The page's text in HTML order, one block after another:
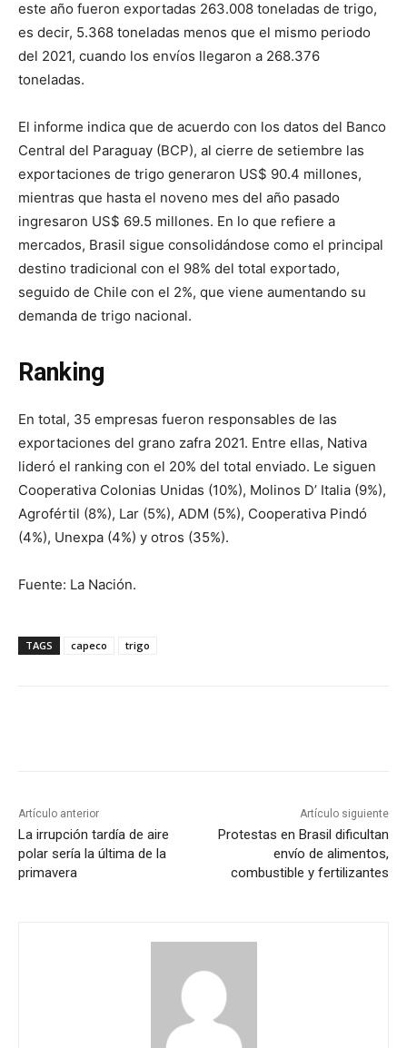
este año fueron exportadas 263.008 toneladas de trigo,
es decir, 5.368 toneladas menos que el mismo periodo
del 2021, cuando los envíos llegaron a 268.376
toneladas.
El informe indica que de acuerdo con los datos del Banco
Central del Paraguay (BCP), al cierre de setiembre las
exportaciones de trigo generaron US$ 90.4 millones,
mientras que hasta el noveno mes del año pasado
ingresaron US$ 69.5 millones. En lo que refiere a
mercados, Brasil sigue consolidándose como el principal
destino tradicional con el 98% del total exportado,
seguido de Chile con el 2%, que viene aumentando su
demanda de trigo nacional.
Ranking
En total, 35 empresas fueron responsables de las
exportaciones del grano zafra 2021. Entre ellas, Nativa
lideró el ranking con el 20% del total enviado. Le siguen
Cooperativa Colonias Unidas (10%), Molinos D’ Italia (9%),
Agrofértil (8%), Lar (5%), ADM (5%), Cooperativa Pindó
(4%), Unexpa (4%) y otros (35%).
Fuente: La Nación.
TAGS capeco trigo
Artículo anterior
La irrupción tardía de aire
polar sería la última de la
primavera
Artículo siguiente
Protestas en Brasil dificultan
envío de alimentos,
combustible y fertilizantes